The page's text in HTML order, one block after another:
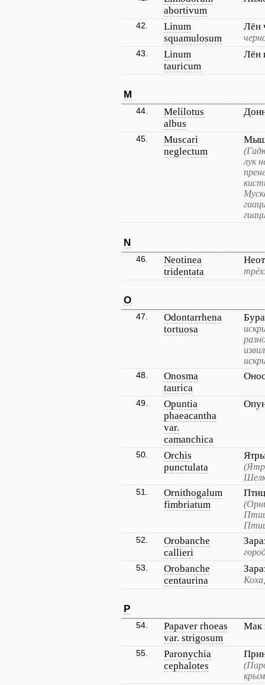
abortivum
42.
Linum
squamulosum
Лён
43.
Linum
tauricum
Лён
M
44.
Melilotus
albus
45.
Muscari
neglectum
лук
N
46.
Neotinea
tridentata
O
47.
Odontarrhena
tortuosa
48.
Onosma
taurica
49.
Opuntia
phaeacantha
var.
camanchica
50.
Orchis
punctulata
51.
Ornithogalum
fimbriatum
52.
Orobanche
callieri
53.
Orobanche
centaurina
P
54.
Papaver rhoeas
var. strigosum
Мак
55.
Paronychia
cephalotes